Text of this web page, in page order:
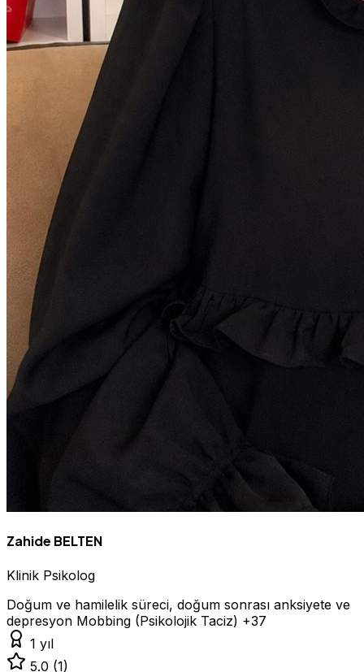
Zahide BELTEN
Klinik Psikolog
Doğum ve hamilelik süreci, doğum sonrası anksiyete ve
depresyon Mobbing (Psikolojik Taciz) +37
1 yıl
5.0 (1)